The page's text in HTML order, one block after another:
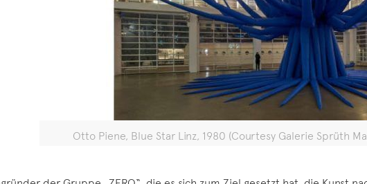
Otto Piene, Blue Star Linz, 1980 (Courtesy Galerie Sprüth